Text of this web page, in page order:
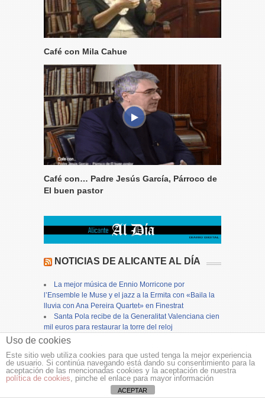
Café con Mila Cahue
Café con… Padre Jesús García, Párroco de
El buen pastor
NOTICIAS DE ALICANTE AL DÍA
La mejor música de Ennio Morricone por
l’Ensemble le Muse y el jazz a la Ermita con «Baila la
lluvia con Ana Pereira Quartet» en Finestrat
Santa Pola recibe de la Generalitat Valenciana cien
mil euros para restaurar la torre del reloj
En dos años podría estar listo el nuevo CEIP La
gana la licitación por 5,6 millones
La Conselleria de Educación amplía en 8 millones
de euros el presupuesto para la construcción de 10
centros educativos en la Comunitat Valenciana
Uso de cookies
Este sitio web utiliza cookies para que usted tenga la mejor experiencia
de usuario. Si continúa navegando está dando su consentimiento para la
aceptación de las mencionadas cookies y la aceptación de nuestra
política de cookies, pinche el enlace para mayor información
ACEPTAR